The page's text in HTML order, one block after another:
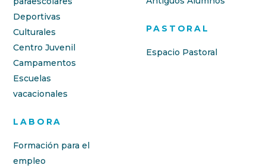
Deportivas
Culturales
Centro Juvenil
Campamentos
Escuelas
vacacionales
LABORA
Formación para el
empleo
PASTORAL
Espacio Pastoral